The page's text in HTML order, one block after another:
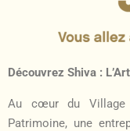
Découvrez Shiva :
Au cœur du Village
Patrimoine, une